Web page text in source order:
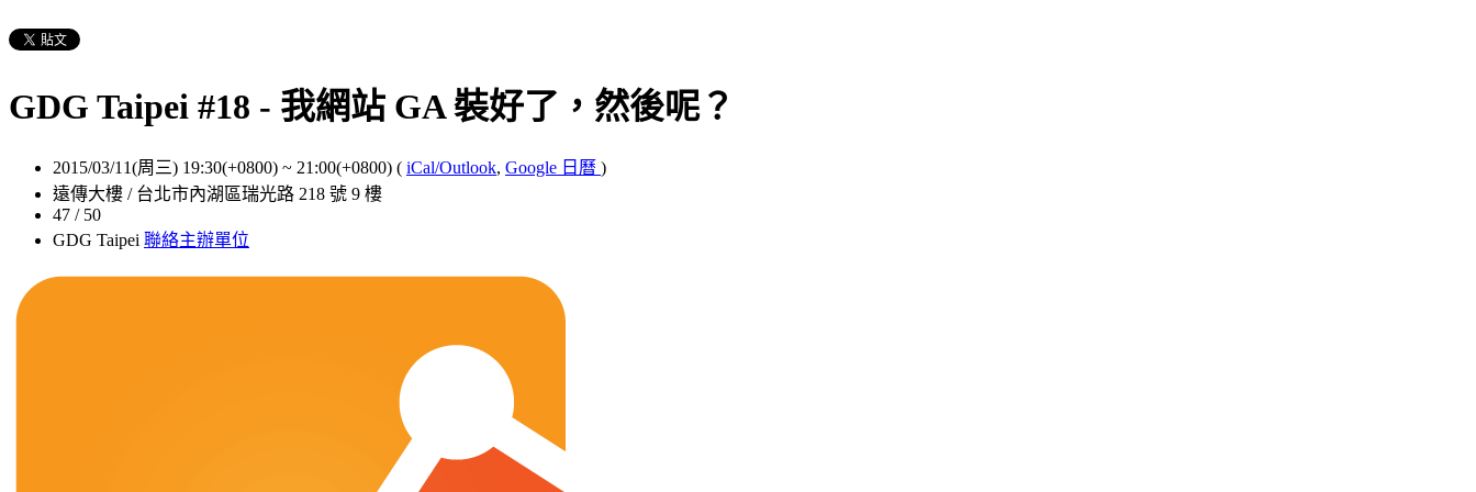
GDG Taipei #18 - 我網站 GA 裝好了，然後呢？
2015/03/11(周三) 19:30(+0800) ~ 21:00(+0800) ( iCal/Outlook, Google 日曆 )
遠傳大樓 / 台北市內湖區瑞光路 218 號 9 樓
47 / 50
GDG Taipei 聯絡主辦單位